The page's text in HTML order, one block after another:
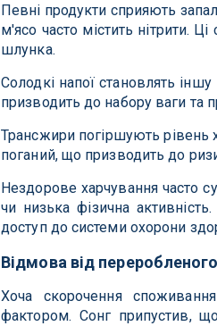
Певні продукти сприяють
м'ясо часто містить нітрити.
шлунка.
Солодкі напої становлять
призводить до набору ваги та
Трансжири погіршують рівень
поганий, що призводить до
Нездорове харчування часто
чи низька фізична
доступ до системи охорони
Відмова від
Хоча скорочення
фактором. Сонг припустив,